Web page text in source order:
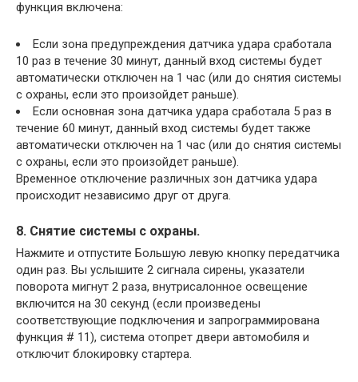
функция включена:
Если зона предупреждения датчика удара сработала
10 раз в течение 30 минут, данный вход системы будет
автоматически отключен на 1 час (или до снятия системы
с охраны, если это произойдет раньше).
Если основная зона датчика удара сработала 5 раз в
течение 60 минут, данный вход системы будет также
автоматически отключен на 1 час (или до снятия системы
с охраны, если это произойдет раньше).
Временное отключение различных зон датчика удара
происходит независимо друг от друга.
8. Снятие системы с охраны.
Нажмите и отпустите Большую левую кнопку передатчика
один раз. Вы услышите 2 сигнала сирены, указатели
поворота мигнут 2 раза, внутрисалонное освещение
включится на 30 секунд (если произведены
соответствующие подключения и запрограммирована
функция # 11), система отопрет двери автомобиля и
отключит блокировку стартера.